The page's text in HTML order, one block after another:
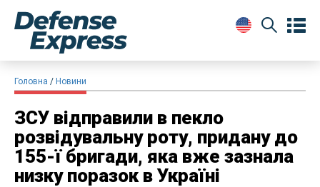
Головна Новини
ЗСУ відправили в пекло
розвідувальну роту, придану до
155-ї бригади, яка вже зазнала
низку поразок в Україні